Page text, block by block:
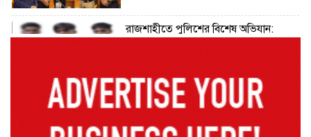
রাজশাহীতে পুলিশের বিশেষ অভিযান:
নদীদূষণ রোধে সমন্বিত পদক্ষেপ গ্রহণে